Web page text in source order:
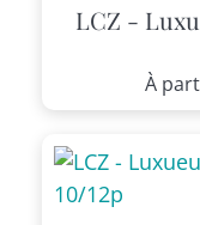
LCZ -
À